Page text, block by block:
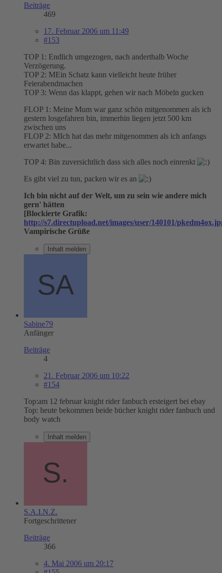
Beiträge
469
17. Februar 2006 um 11:49
#153
TOP 1: Endlich umgezogen, nach anderthalb Woche
Verzögerung.
TOP 2: MEin Schatz kann vielleicht heute früher
Feierabendmachen
TOP 3: Wenn das klappt, gehen wir nach Möbeln gucken
FLOP 1: Meine Mum war ganz schön mitgenommen als ich
gestern losgefahren bin, immerhin liegen jetzt 500 km
zwischen uns
FLOP 2: MIch hat das mehr mitgenommen als ich anfangs
erwartet habe...
TOP 4: Bin zuversichtlich dass sich alles noch einrenkt
Es gibt viel zu tun, packen wir es an
Ich bin nicht auf der Welt, um zu sein wie andere mich
gern' hätten
[Blockierte Grafik:
http://s7.directupload.net/images/user/140101/
Vampirische Grüße
Inhalt melden
Sabine79
Anfänger
Beiträge
4
21. Februar 2006 um 10:22
#154
Top:am 12 februar knight rider fanbuch ersteigert bei ebay
Top: heute bekommen beide bücher knight rider fanbuch und
body watch
Inhalt melden
S.A.I.N.Z.
Fortgeschrittener
Beiträge
366
4. Mai 2006 um 20:17